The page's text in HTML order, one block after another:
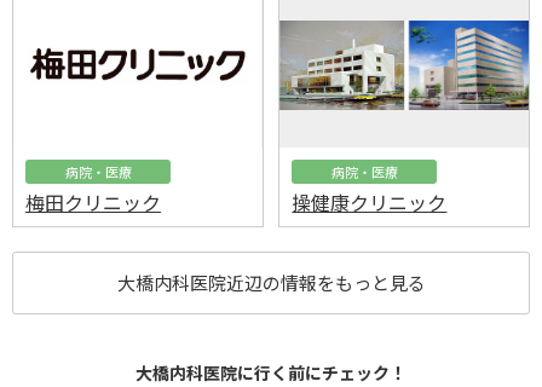
病院・医療
梅田クリニック
病院・医療
操健康クリニック
大橋内科医院近辺の情報をもっと見る
大橋内科医院に行く前にチェック！